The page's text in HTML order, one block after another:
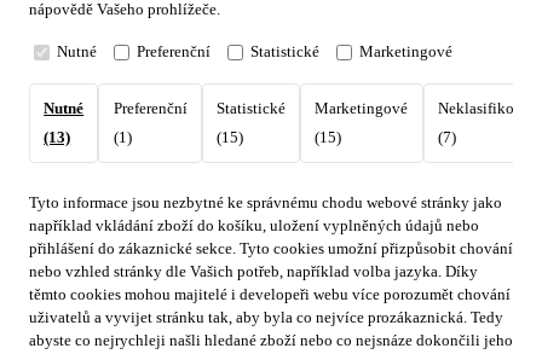
nápovědě Vašeho prohlížeče.
Nutné Preferenční Statistické Marketingové
Nutné
(13)
Preferenční
(1)
Statistické
(15)
Marketingové
(15)
(7)
Tyto informace jsou nezbytné ke správnému chodu webové stránky jako
například vkládání zboží do košíku, uložení vyplněných údajů nebo
přihlášení do zákaznické sekce. Tyto cookies umožní přizpůsobit chování
nebo vzhled stránky dle Vašich potřeb, například volba jazyka. Díky
těmto cookies mohou majitelé i developeři webu více porozumět chování
uživatelů a vyvijet stránku tak, aby byla co nejvíce prozákaznická. Tedy
abyste co nejrychleji našli hledané zboží nebo co nejsnáze dokončili jeho